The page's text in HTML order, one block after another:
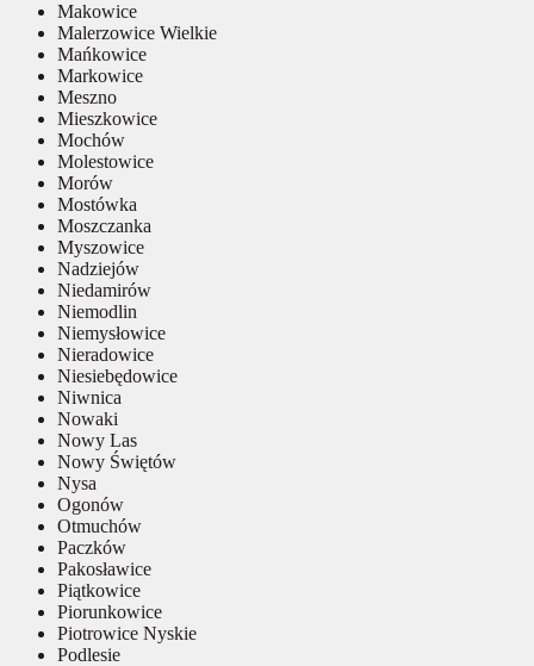
Makowice
Malerzowice Wielkie
Mańkowice
Markowice
Meszno
Mieszkowice
Mochów
Molestowice
Morów
Mostówka
Moszczanka
Myszowice
Nadziejów
Niedamirów
Niemodlin
Niemysłowice
Nieradowice
Niesiebędowice
Niwnica
Nowaki
Nowy Las
Nowy Świętów
Nysa
Ogonów
Otmuchów
Paczków
Pakosławice
Piątkowice
Piorunkowice
Piotrowice Nyskie
Podlesie